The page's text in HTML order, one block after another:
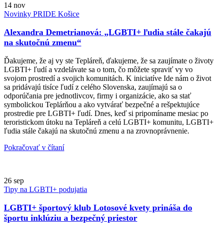
14 nov
Novinky PRIDE Košice
Alexandra Demetrianová: „LGBTI+ ľudia stále čakajú
na skutočnú zmenu“
Ďakujeme, že aj vy ste Tepláreň, ďakujeme, že sa zaujímate o životy
LGBTI+ ľudí a vzdelávate sa o tom, čo môžete spraviť vy vo
svojom prostredí a svojich komunitách. K iniciatíve Ide nám o život
sa pridávajú tisíce ľudí z celého Slovenska, zaujímajú sa o
odporúčania pre jednotlivcov, firmy i organizácie, ako sa stať
symbolickou Teplárňou a ako vytvárať bezpečné a rešpektujúce
prostredie pre LGBTI+ ľudí. Dnes, keď si pripomíname mesiac po
teroristickom útoku na Tepláreň a celú LGBTI+ komunitu, LGBTI+
ľudia stále čakajú na skutočnú zmenu a na zrovnoprávnenie.
Pokračovať v čítaní
26 sep
Tipy na LGBTI+ podujatia
LGBTI+ športový klub Lotosové kvety prináša do
športu inklúziu a bezpečný priestor